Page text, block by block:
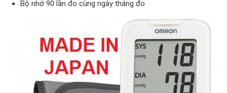
Bộ nhớ 90 lần đo cùng ngày tháng đo